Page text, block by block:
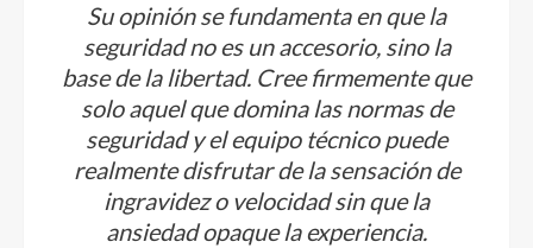
Su opinión se fundamenta en que la
seguridad no es un accesorio, sino la
base de la libertad. Cree firmemente que
solo aquel que domina las normas de
seguridad y el equipo técnico puede
realmente disfrutar de la sensación de
ingravidez o velocidad sin que la
ansiedad opaque la experiencia.